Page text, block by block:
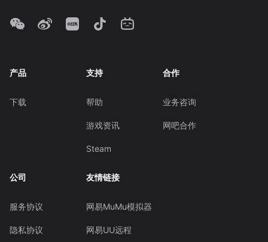
产品
下载
支持
帮助
游戏资讯
Steam
合作
业务咨询
网吧合作
公司
服务协议
隐私协议
友情链接
网易MuMu模拟器
网易UU远程